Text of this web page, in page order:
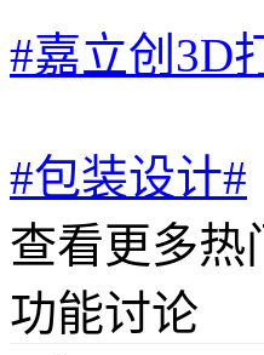
#嘉立创3D
#包装设计#
查看更多热
功能讨论